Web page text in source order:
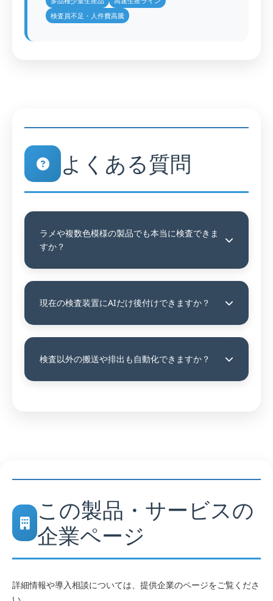
検査員不足・人件費高騰
よくある質問
ラメや複数色模様の製品でも本当に検査できま
すか？
現在の検査装置にAIだけ後付けできますか？
検査以外の搬送や排出も自動化できますか？
この製品・サービスの
企業ページ
詳細情報や導入相談については、提供企業のページをご覧くださ